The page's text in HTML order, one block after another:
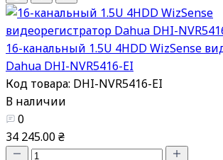
16-канальный 1.5U 4HDD WizSense
Dahua DHI-NVR5416-EI
Код товара: DHI-NVR5416-EI
В наличии
0
34 245.00 ₴